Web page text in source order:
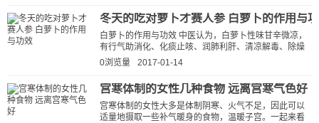
冬天的吃对萝卜才赛人参 白萝卜的作用与
白萝卜的作用与功效 中医认为，白萝卜性味甘辛微凉，
有行气助消化、化痰止咳、润肺利肝、清凉解毒、除燥
生津等功效。白萝卜食疗方可...
0浏览量 2017-01-14
宫寒体制的女性几种食物 远离宫寒气色好
宫寒体制的女性大多是体制阴寒、火气不足，因此可以
适量地摄取一些补气暖身的食物，温暖子宫。一起来看